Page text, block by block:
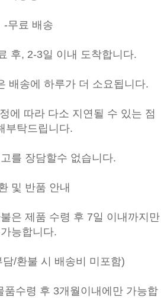
-무료 배송
후, 2-3일 이내 도착합니다.
배송에 하루가 더 소요됩니다.
에 따라 다소 지연될 수 있는 점
부탁드립니다.
를 장담할수 없습니다.
및 반품 안내
은 제품 수령 후 7일 이내까지만
가능합니다.
/환불 시 배송비 미포함)
품수령 후 3개월이내에만 가능합